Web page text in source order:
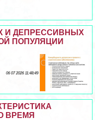
И ДЕПРЕССИВНЫХ
ПОПУЛЯЦИИ
06 07 2026 11:48:49
ВРЕМЯ